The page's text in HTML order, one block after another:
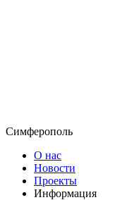
Симферополь
О нас
Новости
Проекты
Информация